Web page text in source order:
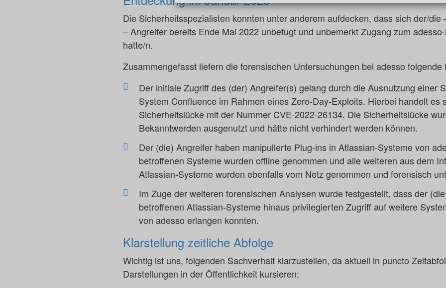
Die Sicherheitsspezialisten konnten unter anderem aufdecken, dass sich der/die
– Angreifer bereits Ende Mai 2022 unbefugt und unbemerkt Zugang zum
hatte/n.
Zusammengefasst liefern die forensischen Untersuchungen bei adesso folgende
Der initiale Zugriff des (der) Angreifer(s) gelang durch die Ausnutzung einer
System Confluence im Rahmen eines Zero-Day-Exploits. Hierbei handelt es
Sicherheitslücke mit der Nummer CVE-2022-26134. Die Sicherheitslücke
Bekanntwerden ausgenutzt und hätte nicht verhindert werden können.
Der (die) Angreifer haben manipulierte Plug-ins in Atlassian-Systeme von
betroffenen Systeme wurden offline genommen und alle weiteren aus dem
Atlassian-Systeme wurden ebenfalls vom Netz genommen und forensisch
Im Zuge der weiteren forensischen Analysen wurde festgestellt, dass der
betroffenen Atlassian-Systeme hinaus privilegierten Zugriff auf weitere
von adesso erlangen konnten.
Klarstellung zeitliche Abfolge
Wichtig ist uns, folgenden Sachverhalt klarzustellen, da aktuell in puncto
Darstellungen in der Öffentlichkeit kursieren: